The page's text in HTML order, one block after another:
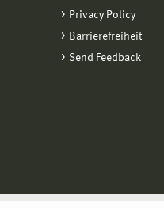
Privacy Policy
Barrierefreiheit
Send Feedback